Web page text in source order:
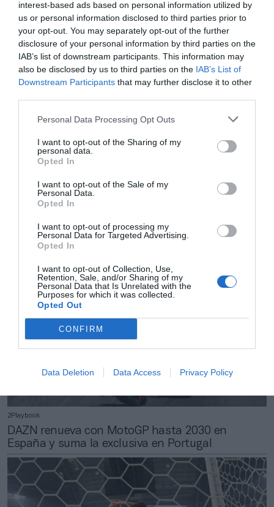
interest-based ads based on personal information utilized by
us or personal information disclosed to third parties prior to
your opt-out. You may separately opt-out of the further
disclosure of your personal information by third parties on the
IAB’s list of downstream participants. This information may
also be disclosed by us to third parties on the IAB’s List of
Downstream Participants that may further disclose it to other
Personal Data Processing Opt Outs
I want to opt-out of the Sharing of my
personal data.
Opted In
I want to opt-out of the Sale of my
Personal Data.
Opted In
I want to opt-out of processing my
Personal Data for Targeted Advertising.
Opted In
I want to opt-out of Collection, Use,
Retention, Sale, and/or Sharing of my
Personal Data that Is Unrelated with the
Purposes for which it was collected.
Opted Out
CONFIRM
Data Deletion Data Access Privacy Policy
2Playbook
La final del Mundial hace historia en TV y
España
2Playbook
DAZN renueva con MotoGP hasta 2030 en
España y suma la exclusiva en Portugal